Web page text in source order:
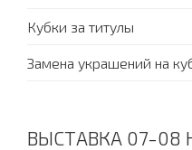
Кубки за титулы
Замена украшений на
ВЫСТАВКА 07-08